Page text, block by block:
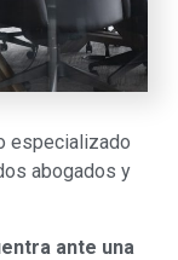
especializado
abogados y
ante una